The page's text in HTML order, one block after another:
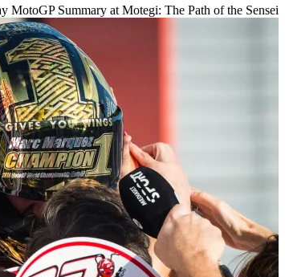
MotoGP Summary at Motegi: The Path of the Sensei